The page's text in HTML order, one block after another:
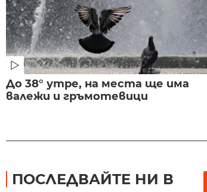
До 38° утре, на места ще има
валежи и гръмотевици
ПОСЛЕДВАЙТЕ НИ В